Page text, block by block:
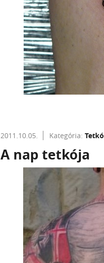
2011.10.05. Kategória: Tetkó
A nap tetkója